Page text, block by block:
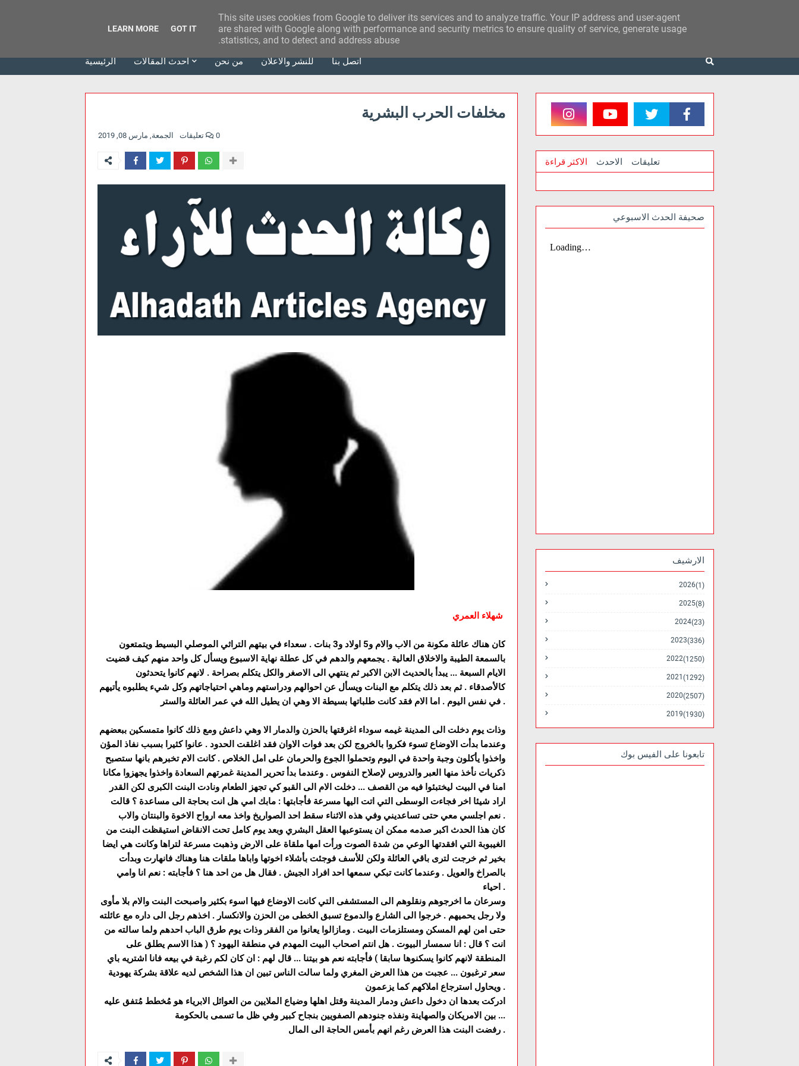
وكالة الحدث للآراء
الرئيسية أحدث المقالات من نحن للنشر والاعلان أتصل بنا
مخلفات الحرب البشرية
الجمعة, مارس 08, 2019 0 تعليقات
كان هناك عائلة مكونة من الاب والام و5 اولاد و3 بنات . سعداء في بيتهم التراثي الموصلي البسيط ويتمتعون
بالسمعة الطيبة والاخلاق العالية . يجمعهم والدهم في كل عطلة نهاية الاسبوع ويسأل كل واحد منهم كيف قضيت
الايام السبعة ... يبدأ بالحديث الابن الاكبر ثم ينتهي الى الاصغر والكل يتكلم بصراحة . لانهم كانوا يتحدثون
كالأصدقاء . ثم بعد ذلك يتكلم مع البنات ويسأل عن احوالهم ودراستهم وماهي احتياجاتهم وكل شيء يطلبوه يأتيهم
في نفس اليوم . اما الام فقد كانت طلباتها بسيطة الا وهي ان يطيل الله في عمر العائلة والستر .
وذات يوم دخلت الى المدينة غيمه سوداء اغرقتها بالحزن والدمار الا وهي داعش ومع ذلك كانوا متمسكين ببعضهم
وعندما بدأت الاوضاع تسوء فكروا بالخروج لكن بعد فوات الاوان فقد اغلقت الحدود . عانوا كثيرا بسبب نفاذ المؤن
واخذوا يأكلون وجبة واحدة في اليوم وتحملوا الجوع والحرمان على امل الخلاص . كانت الام تخبرهم بانها ستصبح
ذكريات نأخذ منها العبر والدروس لإصلاح النفوس . وعندما بدأ تحرير المدينة غمرتهم السعادة واخذوا يجهزوا مكانا
امنا في البيت ليختبئوا فيه من القصف ... دخلت الام الى القبو كي تجهز الطعام ونادت البنت الكبرى لكن القدر
اراد شيئا اخر فجاءت الوسطى التي اتت اليها مسرعة فأجابتها : مابك امي هل انت بحاجة الى مساعدة ؟ قالت
نعم اجلسي معي حتى تساعديني وفي هذه الاثناء سقط احد الصواريخ واخذ معه ارواح الاخوة والبنتان والاب .
كان هذا الحدث اكبر صدمه ممكن ان يستوعبها العقل البشري وبعد يوم كامل تحت الانقاض استيقظت البنت من
الغيبوبة التي افقدتها الوعي من شدة الصوت ورأت امها ملقاة على الارض وذهبت مسرعة لتراها وكانت هي ايضا
بخير ثم خرجت لترى باقي العائلة ولكن للأسف فوجئت بأشلاء اخوتها واباها ملقات هنا وهناك فانهارت وبدأت
بالصراخ والعويل . وعندما كانت تبكي سمعها احد افراد الجيش . فقال هل من احد هنا ؟ فأجابته : نعم انا وامي
احياء .
وسرعان ما اخرجوهم ونقلوهم الى المستشفى التي كانت الاوضاع فيها اسوء بكثير واصبحت البنت والام بلا مأوى
ولا رجل يحميهم . خرجوا الى الشارع والدموع تسبق الخطى من الحزن والانكسار . اخذهم رجل الى داره مع عائلته
حتى امن لهم المسكن ومستلزمات البيت . ومازالوا يعانوا من الفقر وذات يوم طرق الباب احدهم ولما سالته من
انت ؟ قال : انا سمسار البيوت . هل انتم اصحاب البيت المهدم في منطقة اليهود ؟ ( هذا الاسم يطلق على
المنطقة لانهم كانوا يسكنوها سابقا ) فأجابته نعم هو بيتنا ... قال لهم : ان كان لكم رغبة في بيعه فانا اشتريه باي
سعر ترغبون ... عجبت من هذا العرض المغري ولما سالت الناس تبين ان هذا الشخص لديه علاقة بشركة يهودية
ويحاول استرجاع املاكهم كما يزعمون .
ادركت بعدها ان دخول داعش ودمار المدينة وقتل اهلها وضياع الملايين من العوائل الابرياء هو مُخطط مُتفق عليه
بين الامريكان والصهاينة ونفذه جنودهم الصفويين بنجاح كبير وفي ظل ما تسمى بالحكومة ...
رفضت البنت هذا العرض رغم انهم بأمس الحاجة الى المال .
الاكثر قراءة الاحدث تعليقات
صحيفة الحدث الاسبوعي
الارشيف
2026 (1)
2025 (8)
2024 (23)
2023 (336)
2022 (1250)
2021 (1292)
2020 (2507)
2019 (1930)
تابعونا على الفيس بوك
This site uses cookies from Google to deliver its services and to analyze traffic. Your IP address and user-agent
are shared with Google along with performance and security metrics to ensure quality of service, generate usage
statistics, and to detect and address abuse.
LEARN MORE GOT IT